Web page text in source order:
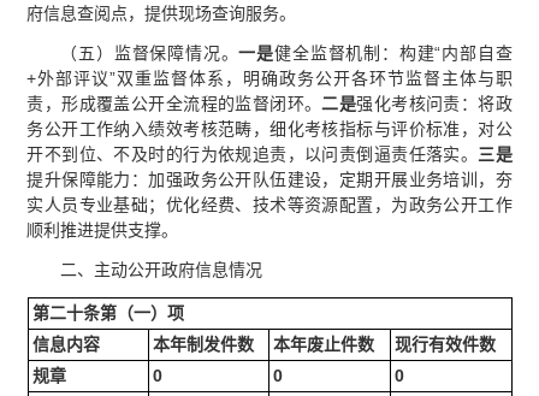
府信息查阅点，提供现场查询服务。
（五）监督保障情况。一是健全监督机制：构建“内部自查
+外部评议”双重监督体系，明确政务公开各环节监督主体与职
责，形成覆盖公开全流程的监督闭环。二是强化考核问责：将政
务公开工作纳入绩效考核范畴，细化考核指标与评价标准，对公
开不到位、不及时的行为依规追责，以问责倒逼责任落实。 三是
提升保障能力：加强政务公开队伍建设，定期开展业务培训，夯
实人员专业基础；优化经费、技术等资源配置，为政务公开工作
顺利推进提供支撑。
二、主动公开政府信息情况
第二十条第（一）项
信息内容
本年制发件数 本年废止件数
现行有效件数
规章
0 0
0